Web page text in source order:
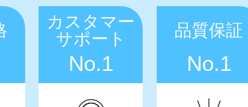
カスタマー
サポート
No.1
品質保証
No.1